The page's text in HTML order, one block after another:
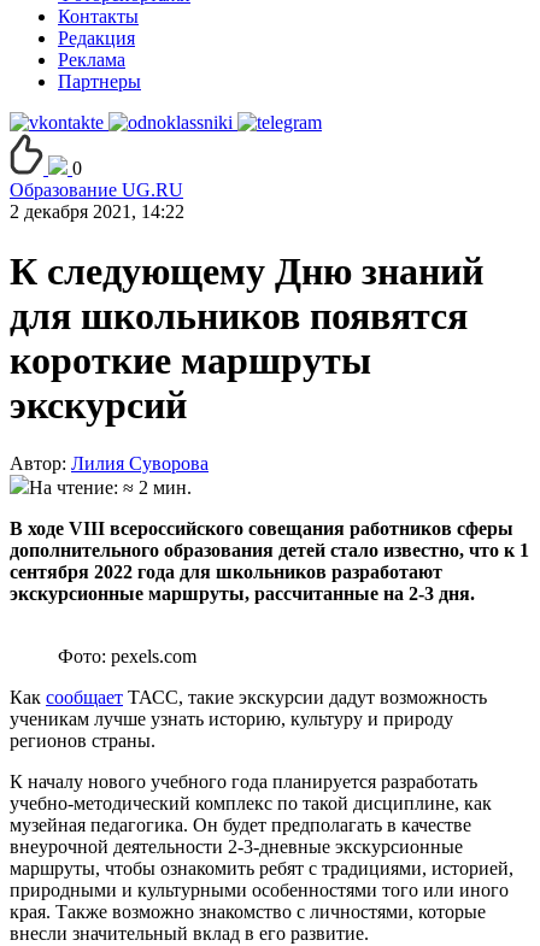
Контакты
Редакция
Реклама
Партнеры
0
Образование UG.RU
2 декабря 2021, 14:22
К следующему Дню знаний
для школьников появятся
короткие маршруты
экскурсий
Автор: Лилия Суворова
На чтение: ≈ 2 мин.
В ходе VIII всероссийского совещания работников сферы
дополнительного образования детей стало известно, что к 1
сентября 2022 года для школьников разработают
экскурсионные маршруты, рассчитанные на 2-3 дня.
Фото: pexels.com
Как сообщает ТАСС, такие экскурсии дадут возможность
ученикам лучше узнать историю, культуру и природу
регионов страны.
К началу нового учебного года планируется разработать
учебно-методический комплекс по такой дисциплине, как
музейная педагогика. Он будет предполагать в качестве
внеурочной деятельности 2-3-дневные экскурсионные
маршруты, чтобы ознакомить ребят с традициями, историей,
природными и культурными особенностями того или иного
края. Также возможно знакомство с личностями, которые
внесли значительный вклад в его развитие.